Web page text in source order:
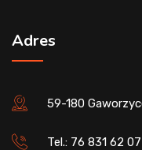
Adres
59-180
Tel.: 76 831 62